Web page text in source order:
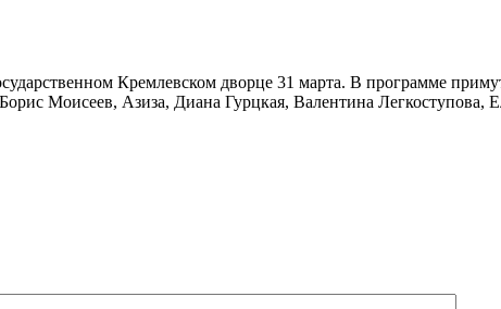
Кремлевском дворце 31 марта. В программе
Моисеев, Азиза, Диана Гурцкая, Валентина Легкоступова,